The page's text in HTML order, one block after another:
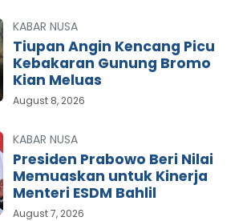
KABAR NUSA
Tiupan Angin Kencang Picu
Kebakaran Gunung Bromo
Kian Meluas
August 8, 2026
KABAR NUSA
Presiden Prabowo Beri Nilai
Memuaskan untuk Kinerja
Menteri ESDM Bahlil
August 7, 2026